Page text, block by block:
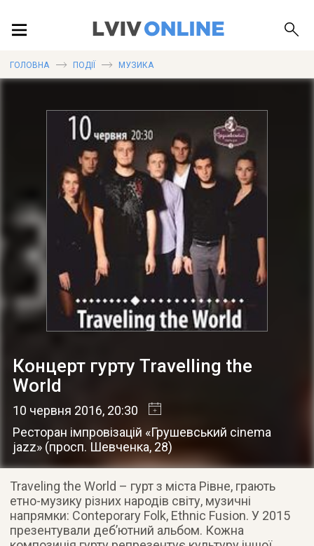
ПУБЛІКАЦІЇ
ДОВІДКА
ГОЛОВНА ПОДІЇ МУЗИКА
Концерт гурту Travelling the
World
10 червня 2016, 20:30
Ресторан імпровізацій «Грушевський cinema
jazz» (просп. Шевченка, 28)
Traveling the World – гурт з міста Рівне, грають
етно-музику різних народів світу, музичні
напрямки: Сonteporary Folk, Ethnic Fusion. У 2015
презентували деб’ютний альбом. Кожна